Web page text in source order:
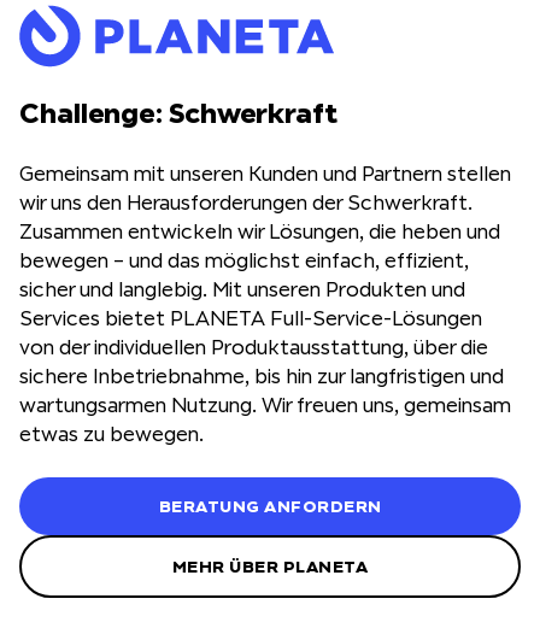
Challenge: Schwerkraft
Gemeinsam mit unseren Kunden und Partnern stellen
wir uns den Herausforderungen der Schwerkraft.
Zusammen entwickeln wir Lösungen, die heben und
bewegen – und das möglichst einfach, effizient,
sicher und langlebig. Mit unseren Produkten und
Services bietet PLANETA Full-Service-Lösungen
von der individuellen Produktausstattung, über die
sichere Inbetriebnahme, bis hin zur langfristigen und
wartungsarmen Nutzung. Wir freuen uns, gemeinsam
etwas zu bewegen.
BERATUNG ANFORDERN
MEHR ÜBER PLANETA